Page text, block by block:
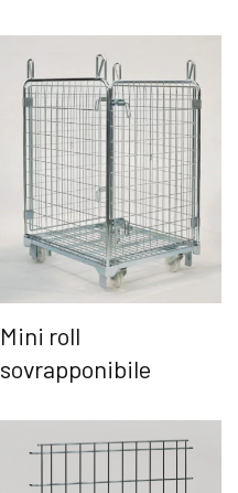
Mini roll
sovrapponibile